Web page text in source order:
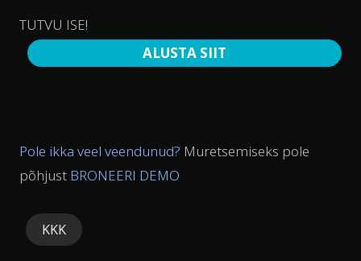
TUTVU ISE!
ALUSTA SIIT
Pole ikka veel veendunud? Muretsemiseks pole
põhjust BRONEERI DEMO
KKK